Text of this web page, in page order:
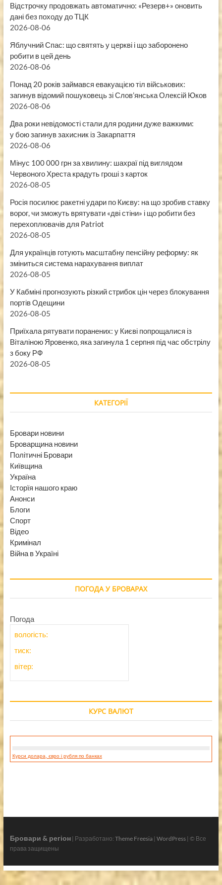
Відстрочку продовжать автоматично: «Резерв+» оновить
дані без походу до ТЦК
2026-08-06
Яблучний Спас: що святять у церкві і що заборонено
робити в цей день
2026-08-06
Понад 20 років займався евакуацією тіл військових:
загинув відомий пошуковець зі Слов’янська Олексій Юков
2026-08-06
Два роки невідомості стали для родини дуже важкими:
у бою загинув захисник із Закарпаття
2026-08-06
Мінус 100 000 грн за хвилину: шахраї під виглядом
Червоного Хреста крадуть гроші з карток
2026-08-05
Росія посилює ракетні удари по Києву: на що зробив ставку
ворог, чи зможуть врятувати «дві стіни» і що робити без
перехоплювачів для Patriot
2026-08-05
Для українців готують масштабну пенсійну реформу: як
зміниться система нарахування виплат
2026-08-05
У Кабміні прогнозують різкий стрибок цін через блокування
портів Одещини
2026-08-05
Приїхала рятувати поранених: у Києві попрощалися із
Віталіною Яровенко, яка загинула 1 серпня під час обстрілу
з боку РФ
2026-08-05
КАТЕГОРІЇ
Бровари новини
Броварщина новини
Політичні Бровари
Київщина
Україна
Історїя нашого краю
Анонси
Блоги
Спорт
Відео
Кримінал
Війна в Україні
ПОГОДА У БРОВАРАХ
Погода
вологість:
тиск:
вітер:
КУРС ВАЛЮТ
Курси долара, євро і рубля по банках
Бровари & регіон| Разработано: Theme Freesia| WordPress| © Все
права защищены